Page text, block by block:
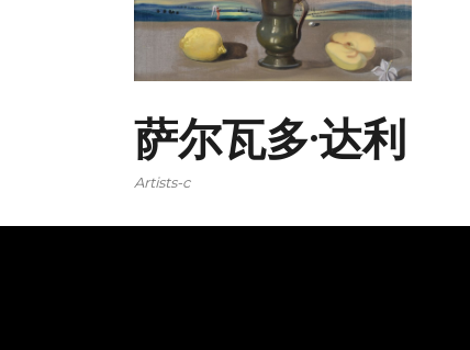
萨尔瓦多·达利
Artists-c